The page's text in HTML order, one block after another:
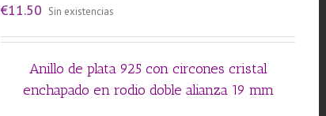
€11.50 Sin existencias
Anillo de plata 925 con circones cristal
enchapado en rodio doble alianza 19 mm